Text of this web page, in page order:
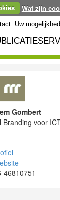
Wat zijn
Uw
Gombert
Branding voor
46810751